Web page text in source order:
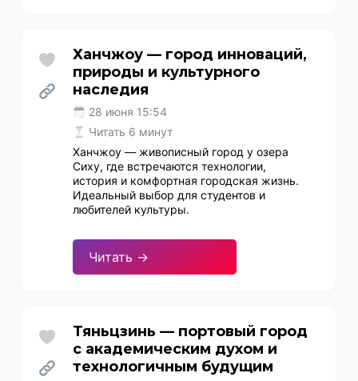
Ханчжоу — город инноваций,
природы и культурного
наследия
28 июня 15:54
Читать 6 минут
Ханчжоу — живописный город у озера
Сиху, где встречаются технологии,
история и комфортная городская жизнь.
Идеальный выбор для студентов и
любителей культуры.
Читать →
Тяньцзинь — портовый город
с академическим духом и
технологичным будущим